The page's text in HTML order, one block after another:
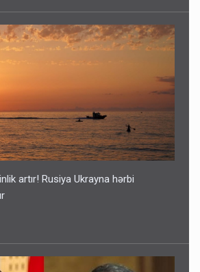
artır! Rusiya Ukrayna hərbi